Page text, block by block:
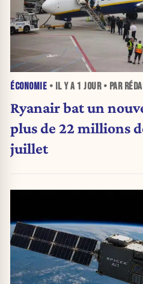
ÉCONOMIE • IL Y A 1 JOUR• PAR
Ryanair bat un
plus de 22 millions
juillet